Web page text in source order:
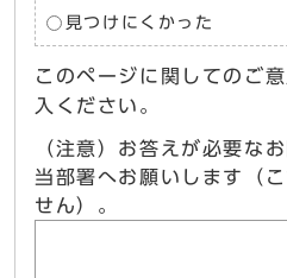
見つけにくかった
このページに関してのご
入ください。
（注意）お答えが必要な
当部署へお願いします（
せん）。